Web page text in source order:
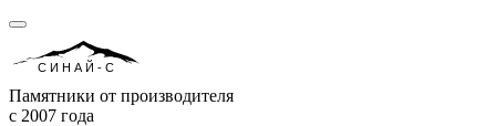
СИНАЙ-С
Памятники от производителя
с 2007 года